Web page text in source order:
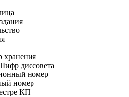
диссовета
номер
номер
КП